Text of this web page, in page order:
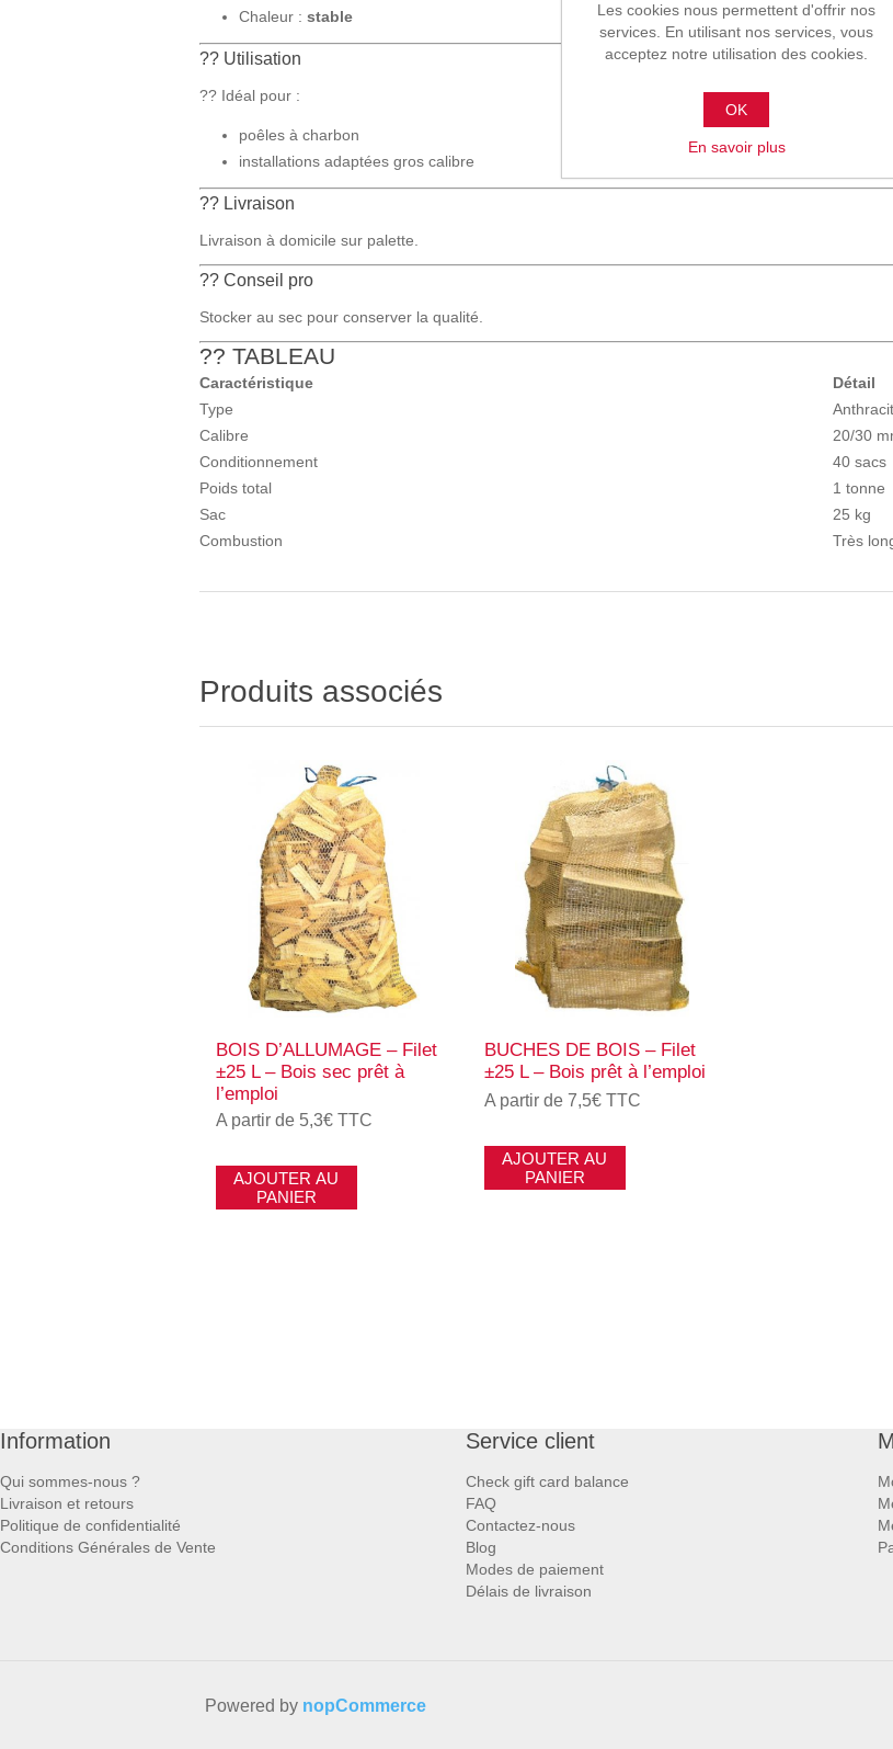
Chaleur : stable
?? Utilisation
?? Idéal pour :
poêles à charbon
installations adaptées gros calibre
?? Livraison
Livraison à domicile sur palette.
?? Conseil pro
Stocker au sec pour conserver la qualité.
?? TABLEAU
Caractéristique
Détail
Type
Calibre
20/30
Conditionnement
40 sacs
Poids total
1 tonne
Sac
25 kg
Combustion
Très
Produits associés
BOIS D’ALLUMAGE – Filet
±25 L – Bois sec prêt à
l’emploi
A partir de 5,3€ TTC
AJOUTER AU
PANIER
BUCHES DE BOIS – Filet
±25 L – Bois prêt à l’emploi
A partir de 7,5€ TTC
AJOUTER AU
PANIER
Information
Qui sommes-nous ?
Livraison et retours
Politique de confidentialité
Conditions Générales de Vente
Service client
Check gift card balance
FAQ
Contactez-nous
Blog
Modes de paiement
Délais de livraison
Powered by nopCommerce
Les cookies nous permettent d'offrir nos
services. En utilisant nos services, vous
acceptez notre utilisation des cookies.
OK
En savoir plus